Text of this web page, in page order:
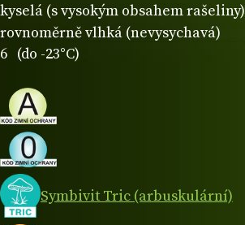
kyselá (s vysokým obsahem rašeliny)
rovnoměrně vlhká (nevysychavá)
6 (do -23°C)
Symbivit Tric (arbuskulární)